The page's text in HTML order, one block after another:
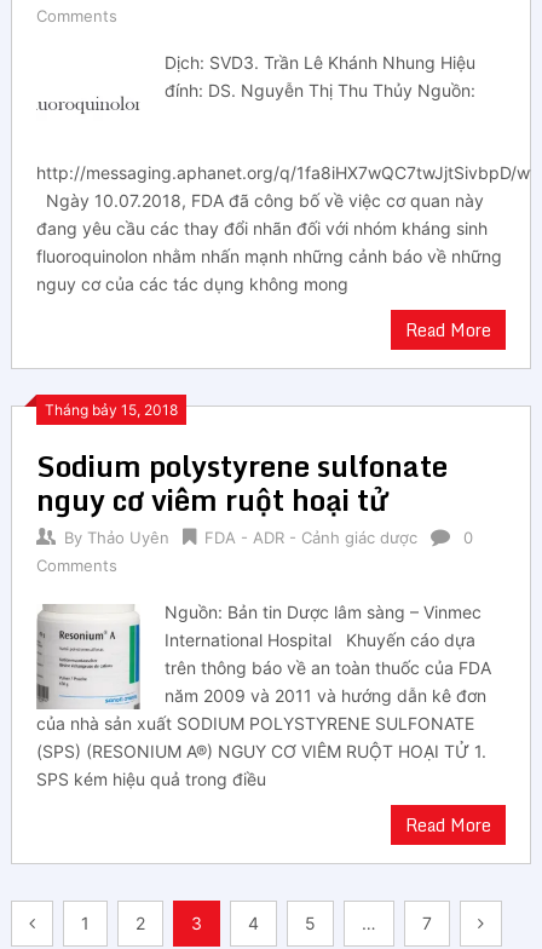
Comments
Dịch: SVD3. Trần Lê Khánh Nhung Hiệu
đính: DS. Nguyễn Thị Thu Thủy Nguồn:
http://messaging.aphanet.org/q/1fa8iHX7wQC7twJjtSivbpD/wv
Ngày 10.07.2018, FDA đã công bố về việc cơ quan này
đang yêu cầu các thay đổi nhãn đối với nhóm kháng sinh
fluoroquinolon nhằm nhấn mạnh những cảnh báo về những
nguy cơ của các tác dụng không mong
Read More
Tháng bảy 15, 2018
Sodium polystyrene sulfonate
nguy cơ viêm ruột hoại tử
By Thảo Uyên FDA - ADR - Cảnh giác dược
0
Comments
Nguồn: Bản tin Dược lâm sàng – Vinmec
International Hospital Khuyến cáo dựa
trên thông báo về an toàn thuốc của FDA
năm 2009 và 2011 và hướng dẫn kê đơn
của nhà sản xuất SODIUM POLYSTYRENE SULFONATE
(SPS) (RESONIUM A®) NGUY CƠ VIÊM RUỘT HOẠI TỬ 1.
SPS kém hiệu quả trong điều
Read More
Điều
1 2 3 4 5 … 7